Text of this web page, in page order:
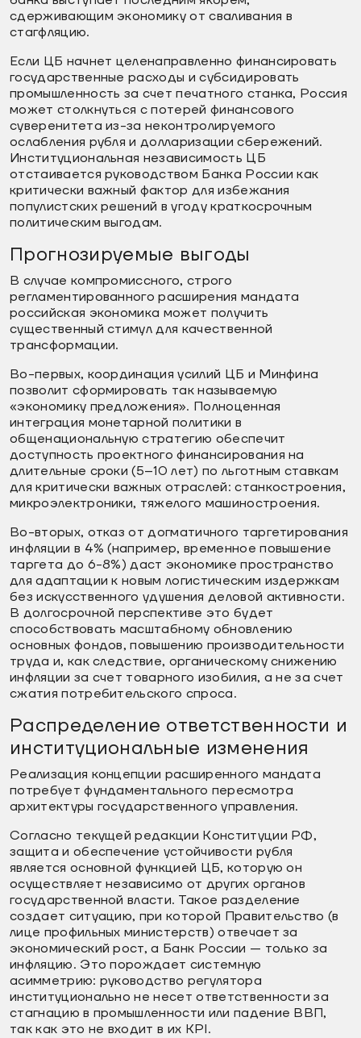
сдерживающим экономику от сваливания в
стагфляцию.
Если ЦБ начнет целенаправленно финансировать
государственные расходы и субсидировать
промышленность за счет печатного станка, Россия
может столкнуться с потерей финансового
суверенитета из-за неконтролируемого
ослабления рубля и долларизации сбережений.
Институциональная независимость ЦБ
отстаивается руководством Банка России как
критически важный фактор для избежания
популистских решений в угоду краткосрочным
политическим выгодам.
Прогнозируемые выгоды
В случае компромиссного, строго
регламентированного расширения мандата
российская экономика может получить
существенный стимул для качественной
трансформации.
Во-первых, координация усилий ЦБ и Минфина
позволит сформировать так называемую
«экономику предложения». Полноценная
интеграция монетарной политики в
общенациональную стратегию обеспечит
доступность проектного финансирования на
длительные сроки (5–10 лет) по льготным ставкам
для критически важных отраслей: станкостроения,
микроэлектроники, тяжелого машиностроения.
Во-вторых, отказ от догматичного таргетирования
инфляции в 4% (например, временное повышение
таргета до 6-8%) даст экономике пространство
для адаптации к новым логистическим издержкам
без искусственного удушения деловой активности.
В долгосрочной перспективе это будет
способствовать масштабному обновлению
основных фондов, повышению производительности
труда и, как следствие, органическому снижению
инфляции за счет товарного изобилия, а не за счет
сжатия потребительского спроса.
Распределение ответственности и
институциональные изменения
Реализация концепции расширенного мандата
потребует фундаментального пересмотра
архитектуры государственного управления.
Согласно текущей редакции Конституции РФ,
защита и обеспечение устойчивости рубля
является основной функцией ЦБ, которую он
осуществляет независимо от других органов
государственной власти. Такое разделение
создает ситуацию, при которой Правительство (в
лице профильных министерств) отвечает за
экономический рост, а Банк России — только за
инфляцию. Это порождает системную
асимметрию: руководство регулятора
институционально не несет ответственности за
стагнацию в промышленности или падение ВВП,
так как это не входит в их KPI.